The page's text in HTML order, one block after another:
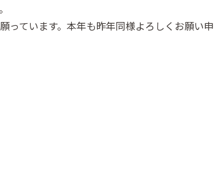
っています。本年も昨年同様よろしくお願い